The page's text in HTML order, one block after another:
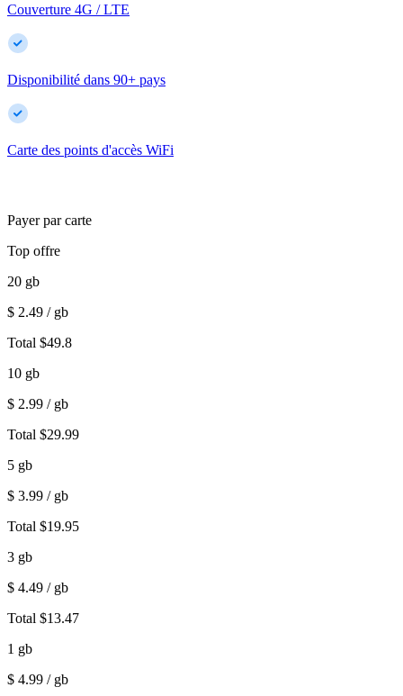
Couverture 4G / LTE
Disponibilité dans 90+ pays
Carte des points d'accès WiFi
Payer par carte
Top offre
20 gb
$ 2.49 / gb
Total $49.8
10 gb
$ 2.99 / gb
Total $29.99
5 gb
$ 3.99 / gb
Total $19.95
3 gb
$ 4.49 / gb
Total $13.47
1 gb
$ 4.99 / gb